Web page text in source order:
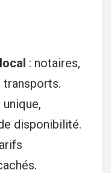
: notaires,
disponibilité.